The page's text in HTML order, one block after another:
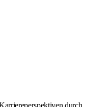
durch